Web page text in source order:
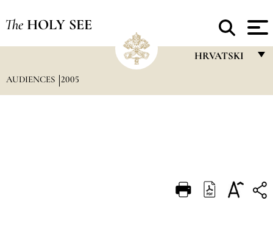
The HOLY SEE
HRVATSKI
DEUTSCH
AUDIENCES 2005